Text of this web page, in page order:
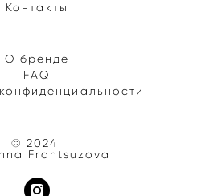
Контакты
О бренде
FAQ
© 2024
Frantsuzova